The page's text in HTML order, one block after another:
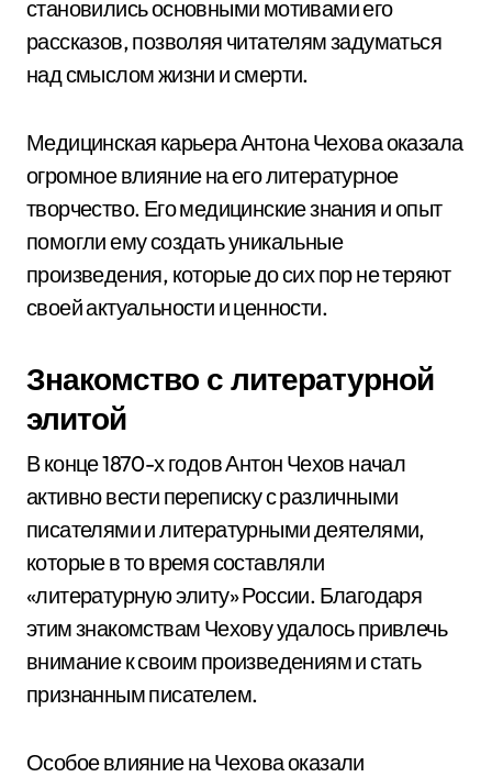
становились основными мотивами его
рассказов, позволяя читателям задуматься
над смыслом жизни и смерти.
Медицинская карьера Антона Чехова оказала
огромное влияние на его литературное
творчество. Его медицинские знания и опыт
помогли ему создать уникальные
произведения, которые до сих пор не теряют
своей актуальности и ценности.
Знакомство с литературной
элитой
В конце 1870-х годов Антон Чехов начал
активно вести переписку с различными
писателями и литературными деятелями,
которые в то время составляли
«литературную элиту» России. Благодаря
этим знакомствам Чехову удалось привлечь
внимание к своим произведениям и стать
признанным писателем.
Особое влияние на Чехова оказали